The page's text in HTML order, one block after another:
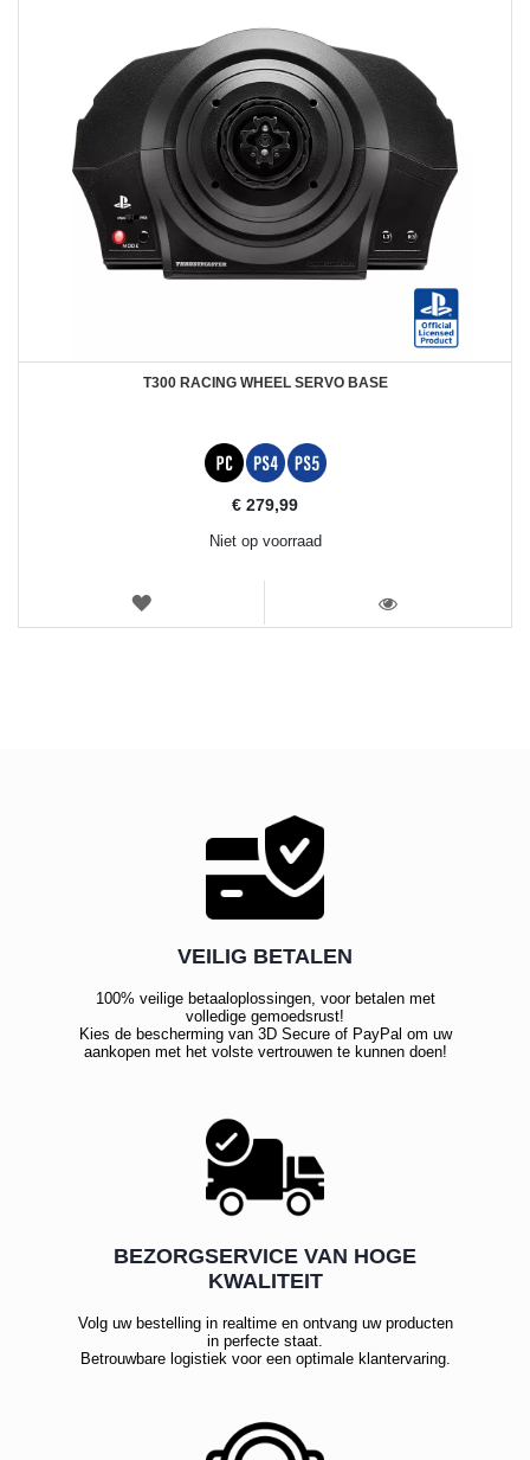
T300 RACING WHEEL SERVO BASE
€ 279,99
Niet op voorraad
VERLANGLIJST
WEERGEVEN
VEILIG BETALEN
100% veilige betaaloplossingen, voor betalen met
volledige gemoedsrust!
Kies de bescherming van 3D Secure of PayPal om uw
aankopen met het volste vertrouwen te kunnen doen!
BEZORGSERVICE VAN HOGE
KWALITEIT
Volg uw bestelling in realtime en ontvang uw producten
in perfecte staat.
Betrouwbare logistiek voor een optimale klantervaring.